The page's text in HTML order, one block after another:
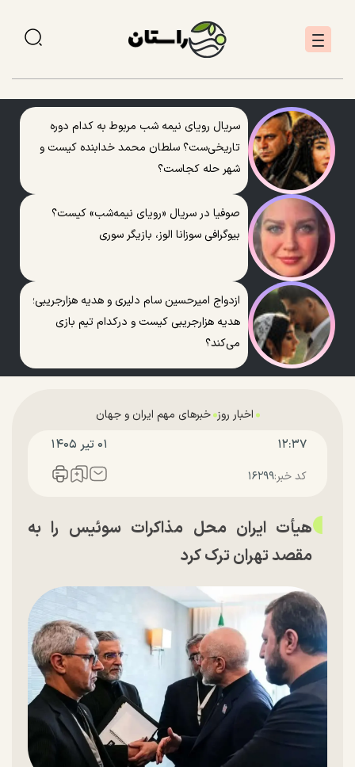
سریال رویای نیمه شب مربوط به کدام دوره
تاریخی‌ست؟ سلطان محمد خدابنده کیست و
شهر حله کجاست؟
صوفیا در سریال «رویای نیمه‌شب» کیست؟
بیوگرافی سوزانا الوز، بازیگر سوری
ازدواج امیرحسین سام دلیری و هدیه هزارجریبی؛
هدیه هزارجریبی کیست و درکدام تیم بازی
می‌کند؟
اخبار روز خبرهای مهم ایران و جهان
۱۲:۳۷ ۰۱ تير ۱۴۰۵
کد خبر:۱۶۲۹۹
هیأت ایران محل مذاکرات سوئیس را به
مقصد تهران ترک کرد